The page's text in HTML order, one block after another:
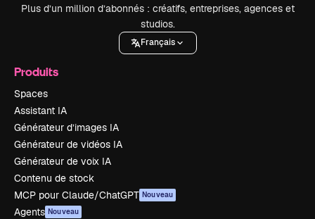
Plus d’un million d’abonnés : créatifs, entreprises, agences et
studios.
Français
Produits
Spaces
Assistant IA
Générateur d’images IA
Générateur de vidéos IA
Générateur de voix IA
Contenu de stock
MCP pour Claude/ChatGPT Nouveau
Agents Nouveau